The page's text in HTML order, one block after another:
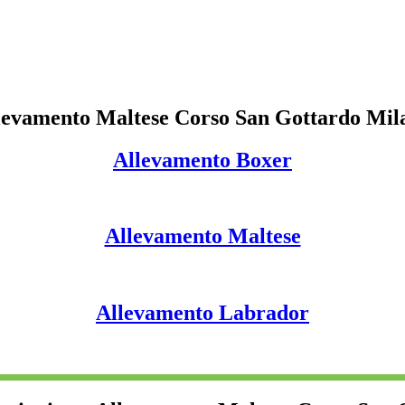
Maltese Corso San Gottardo
Allevamento Boxer
Allevamento Maltese
Allevamento Labrador